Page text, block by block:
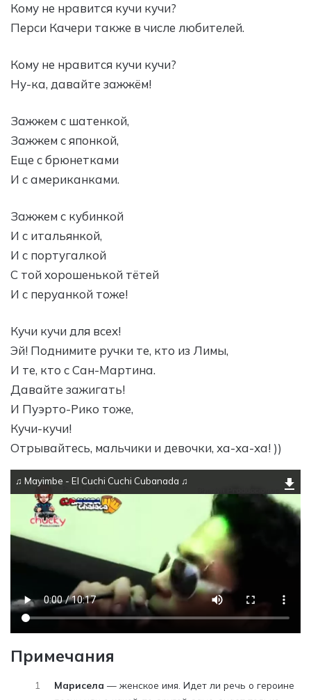
Кому не нравится кучи кучи?
Перси Качери также в числе любителей.
Кому не нравится кучи кучи?
Ну-ка, давайте зажжём!
Зажжем с шатенкой,
Зажжем с японкой,
Еще с брюнетками
И с американками.
Зажжем с кубинкой
И с итальянкой,
И с португалкой
С той хорошенькой тётей
И с перуанкой тоже!
Кучи кучи для всех!
Эй! Поднимите ручки те, кто из Лимы,
И те, кто c Сан-Мартина.
Давайте зажигать!
И Пуэрто-Рико тоже,
Кучи-кучи!
Отрывайтесь, мальчики и девочки, ха-ха-ха! ))
♫ Mayimbe - El Cuchi Cuchi Cubanada ♫
Примечания
1 Марисела— женское имя. Идет ли речь о героине